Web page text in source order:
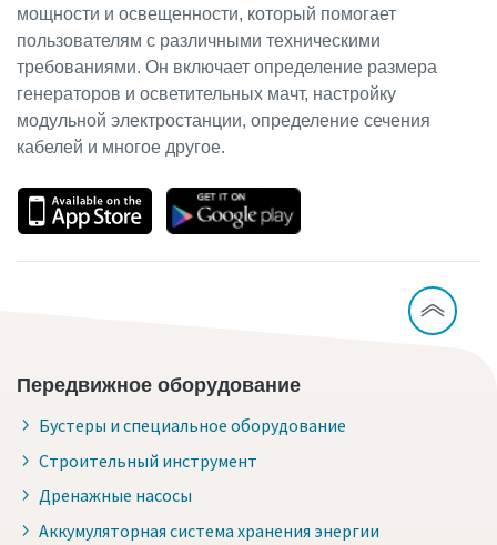
мощности и освещенности, который помогает
пользователям с различными техническими
требованиями. Он включает определение размера
генераторов и осветительных мачт, настройку
модульной электростанции, определение сечения
кабелей и многое другое.
Передвижное оборудование
Бустеры и специальное оборудование
Строительный инструмент
Дренажные насосы
Аккумуляторная система хранения энергии